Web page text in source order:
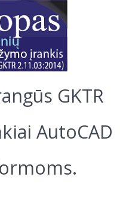
GKTR
AutoCAD